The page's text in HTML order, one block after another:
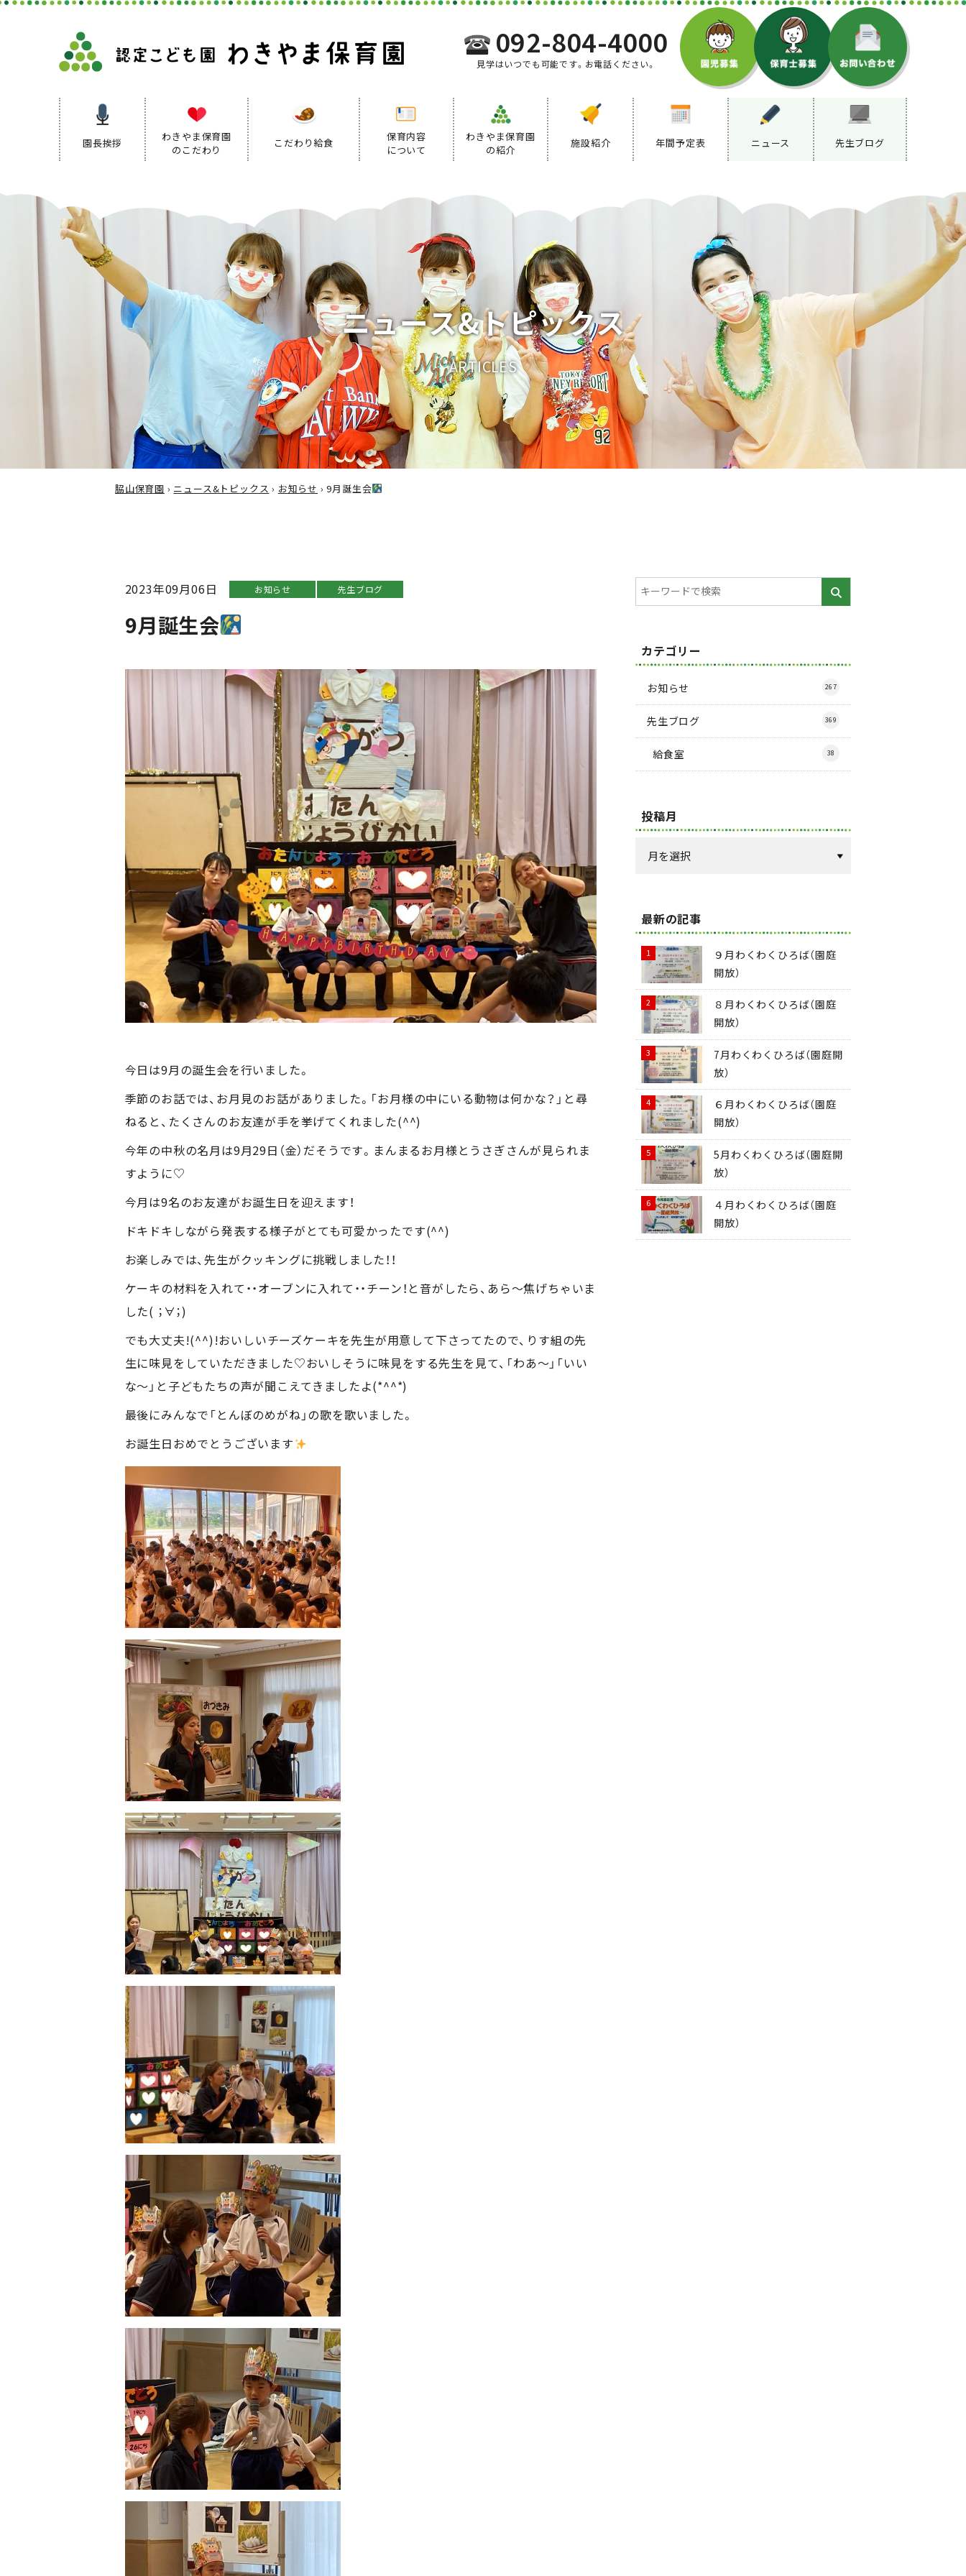
092-804-4000
見学はいつでも可能です。お電話ください。
園長挨拶
わきやま保育園
のこだわり
保育方針
保育の特色
保育方針
こだわり給食
保育内容
について
デイリープログラム
わきやま保育園
の紹介
施設紹介 年間予定表 ニュース 先生ブログ
ニュース&トピックス
ARTICLES
脇山保育園 › ニュース&トピックス › お知らせ ›9月誕生会
2023年09月06日 お知らせ 先生ブログ
9月誕生会
今日は9月の誕生会を行いました。
季節のお話では、お月見のお話がありました。「お月様の中にいる動物は何かな？」と尋
ねると、たくさんのお友達が手を挙げてくれました(^^)
今年の中秋の名月は9月29日（金）だそうです。まんまるお月様とうさぎさんが見られま
すように♡
今月は9名のお友達がお誕生日を迎えます！
ドキドキしながら発表する様子がとても可愛かったです(^^)
お楽しみでは、先生がクッキングに挑戦しました！！
ケーキの材料を入れて・・オーブンに入れて・・チーン！と音がしたら、あら～焦げちゃいま
した( ；∀；)
でも大丈夫!(^^)!おいしいチーズケーキを先生が用意して下さってたので、りす組の先
生に味見をしていただきました♡おいしそうに味見をする先生を見て、「わあ～」「いい
な～」と子どもたちの声が聞こえてきましたよ(*^^*)
最後にみんなで「とんぼのめがね」の歌を歌いました。
お誕生日おめでとうございます
カテゴリー
お知らせ 267
先生ブログ 369
給食室 38
投稿月
最新の記事
９月わくわくひろば（園庭
開放）
８月わくわくひろば（園庭
開放）
7月わくわくひろば（園庭開
放）
６月わくわくひろば（園庭
開放）
5月わくわくひろば（園庭開
放）
４月わくわくひろば（園庭
開放）